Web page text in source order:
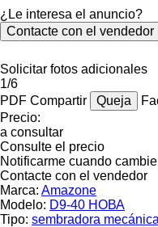
¿Le interesa el anuncio?
Contacte con el vendedor
Solicitar fotos adicionales
1/6
PDF Compartir Queja
Precio:
a consultar
Consulte el precio
Notificarme cuando
Contacte con el vendedor
Marca: Amazone
Modelo: D9-40 НОВА
Tipo: sembradora mecánica